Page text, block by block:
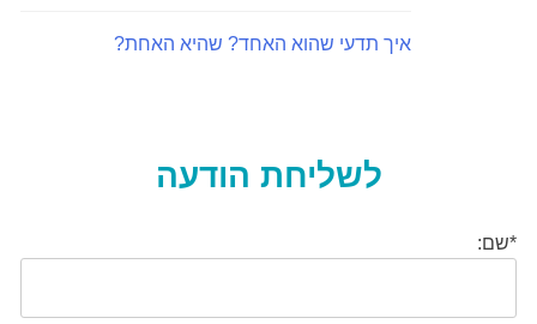
איך תדעי שהוא האחד? שהיא האחת?
לשליחת הודעה
*שם: